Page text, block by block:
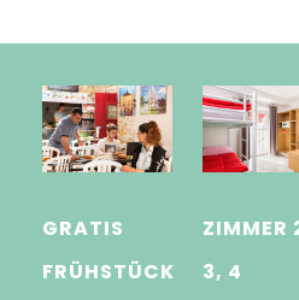
GRATIS
FRÜHSTÜCK
ZIMMER
3, 4